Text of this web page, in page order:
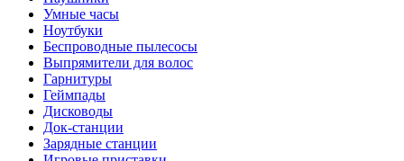
Умные часы
Ноутбуки
Беспроводные пылесосы
Выпрямители для волос
Гарнитуры
Геймпады
Дисководы
Док-станции
Зарядные станции